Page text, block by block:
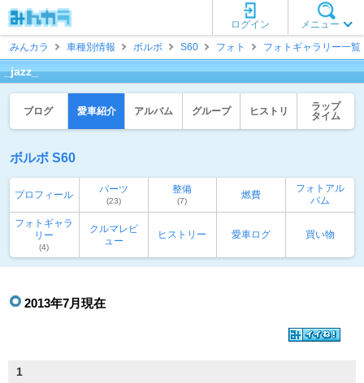
メニュー
ログイン
みんカラ
車種別情報 ボルボ S60 フォト フォトギャラリー一覧
_jazz_
ブログ 愛車紹介 アルバム グループ ヒストリ
ラップ
タイム
ボルボ S60
プロフィール パーツ
(23)
整備
(7)
燃費
フォトアル
バム
フォトギャラ
リー
(4)
クルマレビ
ュー
ヒストリー 愛車ログ 買い物
2013年7月現在
1